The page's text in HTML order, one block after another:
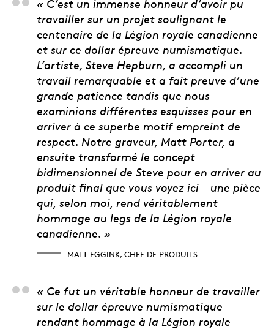
Matt Eggink, chef de
« C’est un immense honneur d’avoir pu
travailler sur un projet soulignant le
centenaire de la Légion royale canadienne
et sur ce dollar épreuve numismatique.
L’artiste, Steve Hepburn, a accompli un
travail remarquable et a fait preuve d’une
grande patience tandis que nous
examinions différentes esquisses pour en
arriver à ce superbe motif empreint de
respect. Notre graveur, Matt Porter, a
ensuite transformé le concept
bidimensionnel de Steve pour en arriver au
produit final que vous voyez ici – une pièce
qui, selon moi, rend véritablement
hommage au legs de la Légion royale
canadienne. »
MATT EGGINK, CHEF DE PRODUITS
Matt Porter, artiste
« Ce fut un véritable honneur de travailler
sur le dollar épreuve numismatique
rendant hommage à la Légion royale